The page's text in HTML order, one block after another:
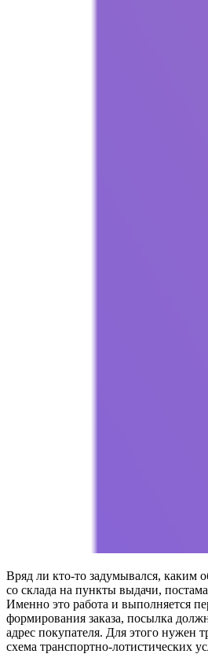
Вряд ли кто-то задумывался, каким
со склада на пункты выдачи,
Именно это работа и выполняется
формирования заказа, посылка
адрес покупателя. Для этого нужен
схема транспортно-лотистических